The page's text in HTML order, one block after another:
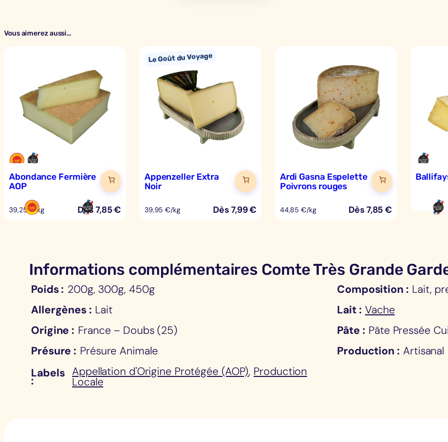
Vous aimerez aussi…
Abondance Fermière
AOP
39,25 €/kg Dès7,85€
Appenzeller Extra
Noir
39,95 €/kg Dès7,99€
Ardi Gasna Espelette
Poivrons rouges
44,85 €/kg Dès7,85€
Informations complémentaires Comte Très Grande
Poids 200g, 300g, 450g Composition
Lait,
Allergènes
Lait Lait
Vache
Origine
France – Doubs (25) Pâte
Pâte Pressée
Présure
Présure Animale Production
Artisanal
Labels Appellation d'Origine Protégée (AOP), Production
Locale